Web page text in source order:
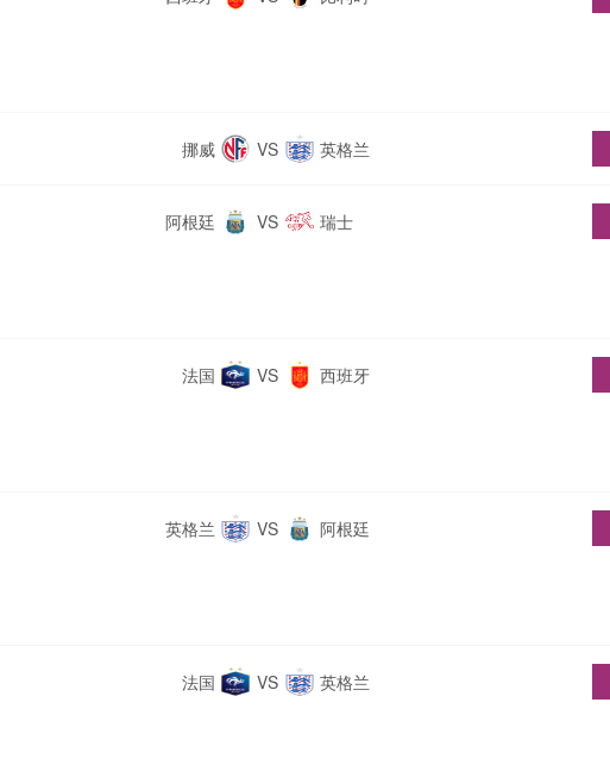
挪威 VS 英格兰
阿根廷 VS 瑞士
法国 VS 西班牙
英格兰 VS 阿根廷
法国 VS 英格兰